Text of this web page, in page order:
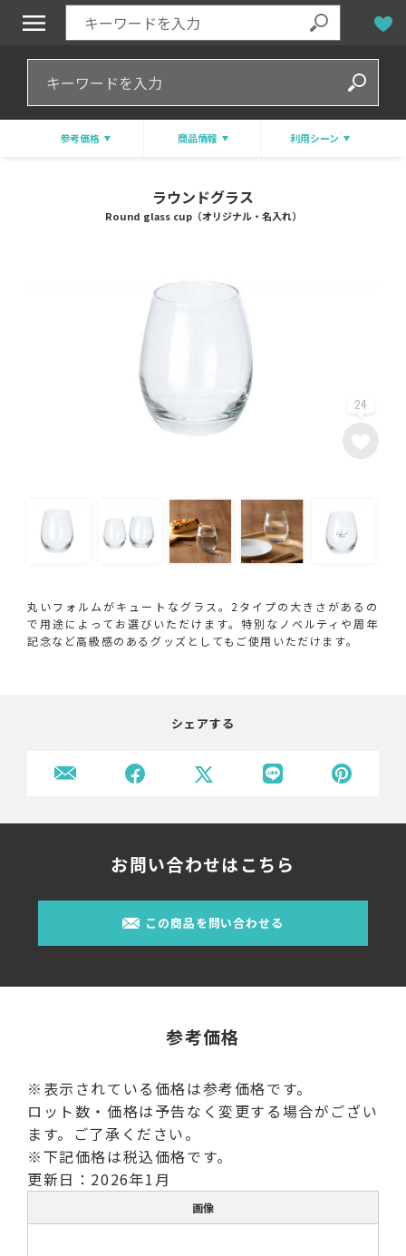
参考価格 商品情報 利用シーン
ラウンドグラス
Round glass cup（オリジナル・名入れ）
24
丸いフォルムがキュートなグラス。2タイプの大きさがあるの
で用途によってお選びいただけます。特別なノベルティや周年
記念など高級感のあるグッズとしてもご使用いただけます。
シェアする
お問い合わせはこちら
この商品を問い合わせる
参考価格
※表示されている価格は参考価格です。
ロット数・価格は予告なく変更する場合がござい
ます。ご了承ください。
※下記価格は税込価格です。
更新日：2026年1月
画像